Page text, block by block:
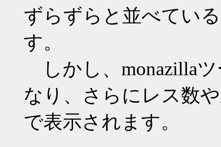
ずらずらと並べてい
す。
しかし、monazilla
なり、さらにレス数
で表示されます。